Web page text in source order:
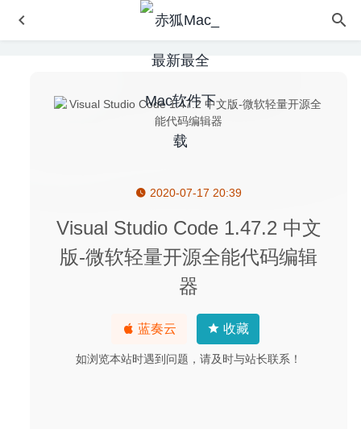
2020-07-17 20:39
Visual Studio Code 1.47.2 中文
版-微软轻量开源全能代码编辑
器
蓝奏云 收藏
如浏览本站时遇到问题，请及时与站长联系！
TunesKit Video Repair 2.0 – 实用的视频文件修复软件
Paste Queue 1.3 – 剪切板管理工具
Serial Box 04.2020 for Mac- 正版软件激活码序列号大全
2023-04-18